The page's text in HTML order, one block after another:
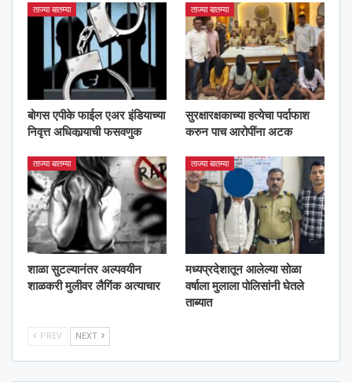
ताज्या बातम्या
बोगस एपीके फाईल एअर इंडियाच्या
निवृत्त अधिकार्‍याची फसवणुक
ताज्या बातम्या
सुरक्षारक्षकाच्या हत्येचा पर्दाफाश
करुन पाच आरोपींना अटक
ताज्या बातम्या
शाळा सुटल्यानंतर अल्पवयीन
शाळकरी मुलीवर लैगिंक अत्याचार
ताज्या बातम्या
मध्यप्रदेशातून आलेल्या सोळा
वर्षाला मुलाला पोलिसांनी घेतले
ताब्यात
PREV NEXT